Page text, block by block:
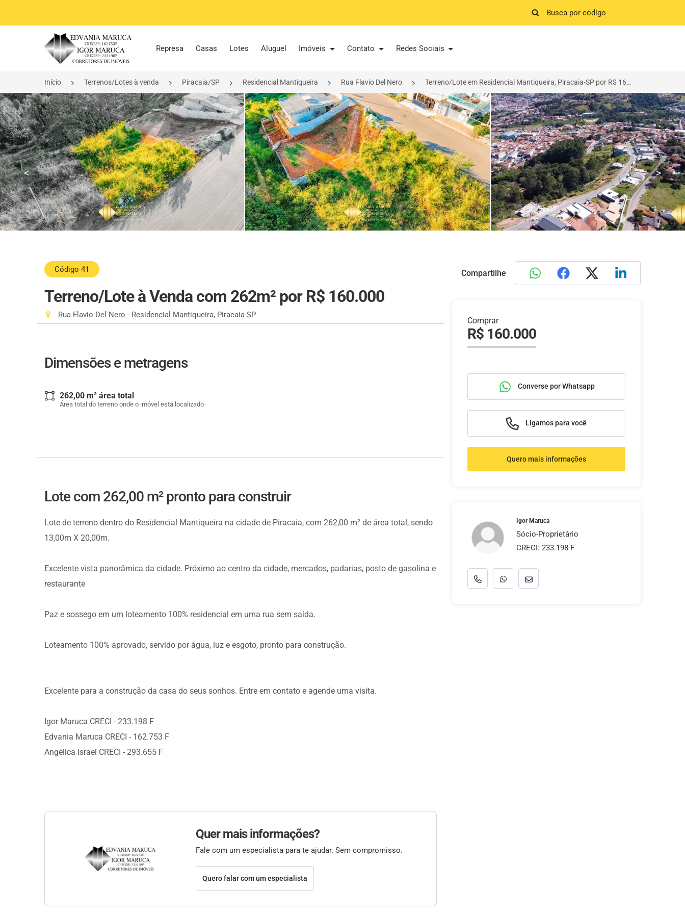
Página inicial
Represa Casas Lotes Aluguel Imóveis Contato Redes Sociais
Início Terrenos/Lotes à venda Piracaia/SP Residencial Mantiqueira Rua Flavio Del Nero Terreno/Lote em Residencial Mantiqueira, Piracaia-SP por R$ 160.000
< >
Código 41
Terreno/Lote à Venda com 262m² por R$ 160.000
Rua Flavio Del Nero - Residencial Mantiqueira, Piracaia-SP
Dimensões e metragens
262,00 m² área total
Área total do terreno onde o imóvel está localizado
Lote com 262,00 m² pronto para construir
Lote de terreno dentro do Residencial Mantiqueira na cidade de Piracaia, com 262,00 m² de área total, sendo
13,00m X 20,00m.
Excelente vista panorâmica da cidade. Próximo ao centro da cidade, mercados, padarias, posto de gasolina e
restaurante
Paz e sossego em um loteamento 100% residencial em uma rua sem saída.
Loteamento 100% aprovado, servido por água, luz e esgoto, pronto para construção.
Excelente para a construção da casa do seus sonhos. Entre em contato e agende uma visita.
Igor Maruca CRECI - 233.198 F
Edvania Maruca CRECI - 162.753 F
Angélica Israel CRECI - 293.655 F
Quer mais informações?
Fale com um especialista para te ajudar. Sem compromisso.
Quero falar com um especialista
Compartilhe
Comprar
R$ 160.000
Converse por Whatsapp
Ligamos para você
Quero mais informações
Igor Maruca
Sócio-Proprietário
CRECI: 233.198-F